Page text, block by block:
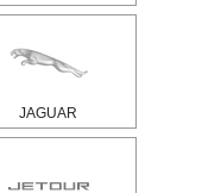
JAGUAR